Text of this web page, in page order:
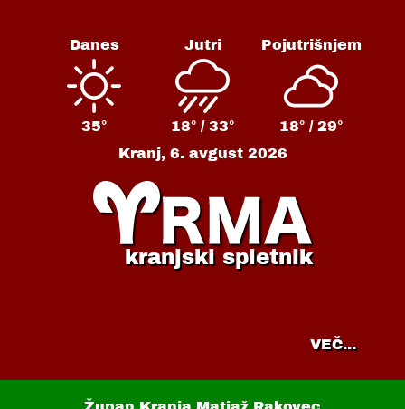
Danes
35°
Jutri
18° / 33°
Pojutrišnjem
18° / 29°
Kranj, 6. avgust 2026
kranjski spletnik
VEČ...